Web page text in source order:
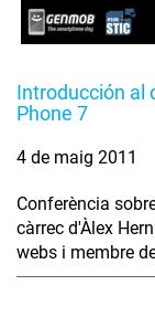
Introducción al
Phone 7
4 de maig 2011
Conferència
càrrec d'Àlex
webs i membre